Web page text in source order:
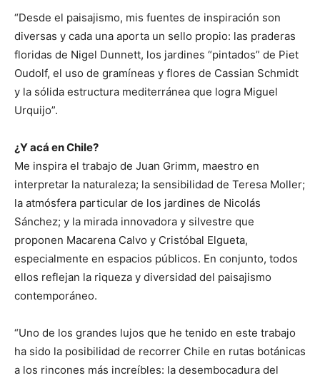
“Desde el paisajismo, mis fuentes de inspiración son
diversas y cada una aporta un sello propio: las praderas
floridas de Nigel Dunnett, los jardines “pintados” de Piet
Oudolf, el uso de gramíneas y flores de Cassian Schmidt
y la sólida estructura mediterránea que logra Miguel
Urquijo”.
¿Y acá en Chile?
Me inspira el trabajo de Juan Grimm, maestro en
interpretar la naturaleza; la sensibilidad de Teresa Moller;
la atmósfera particular de los jardines de Nicolás
Sánchez; y la mirada innovadora y silvestre que
proponen Macarena Calvo y Cristóbal Elgueta,
especialmente en espacios públicos. En conjunto, todos
ellos reflejan la riqueza y diversidad del paisajismo
contemporáneo.
“Uno de los grandes lujos que he tenido en este trabajo
ha sido la posibilidad de recorrer Chile en rutas botánicas
a los rincones más increíbles: la desembocadura del